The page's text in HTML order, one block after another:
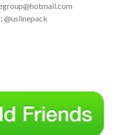
@uslinepack